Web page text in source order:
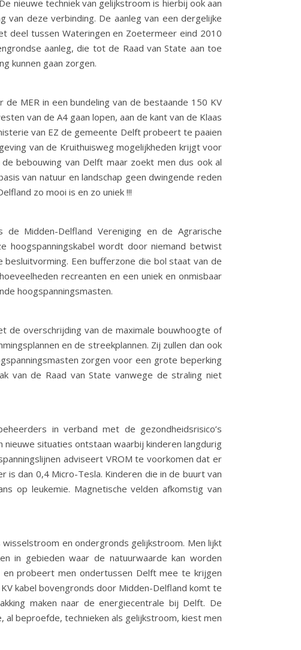
nieuwe techniek van gelijkstroom is hierbij ook aan
deze verbinding. De aanleg van een dergelijke
deel tussen Wateringen en Zoetermeer eind 2010
aanleg, die tot de Raad van State aan toe
kunnen gaan zorgen.
MER in een bundeling van de bestaande 150 KV
van de A4 gaan lopen, aan de kant van de Klaas
van EZ de gemeente Delft probeert te paaien
van de Kruithuisweg mogelijkheden krijgt voor
bebouwing van Delft maar zoekt men dus ook al
van natuur en landschap geen dwingende reden
zo mooi is en zo uniek !!!
Midden-Delfland Vereniging en de Agrarische
hoogspanningskabel wordt door niemand betwist
Een bufferzone die bol staat van de
recreanten en een uniek en onmisbaar
hoogspanningsmasten.
de overschrijding van de maximale bouwhoogte of
en de streekplannen. Zij zullen dan ook
zorgen voor een grote beperking
van de Raad van State vanwege de straling niet
in verband met de gezondheidsrisico’s
situaties ontstaan waarbij kinderen langdurig
adviseert VROM te voorkomen dat er
dan 0,4 Micro-Tesla. Kinderen die in de buurt van
op leukemie. Magnetische velden afkomstig van
en ondergronds gelijkstroom. Men lijkt
in gebieden waar de natuurwaarde kan worden
en probeert men ondertussen Delft mee te krijgen
kabel bovengronds door Midden-Delfland komt te
maken naar de energiecentrale bij Delft. De
beproefde, technieken als gelijkstroom, kiest men